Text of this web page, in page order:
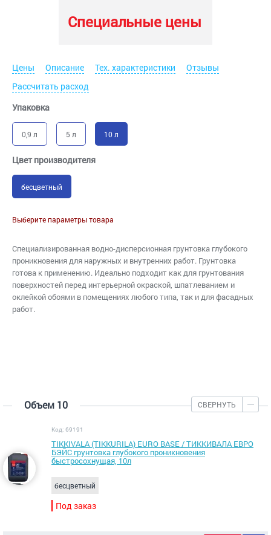
Специальные цены
Цены Описание Тех. характеристики
Отзывы
Рассчитать расход
Упаковка
0,9 л 5 л 10 л
Цвет производителя
бесцветный
Выберите параметры товара
Специализированная водно-дисперсионная грунтовка глубокого
проникновения для наружных и внутренних работ. Грунтовка
готова к применению. Идеально подходит как для грунтования
поверхностей перед интерьерной окраской, шпатлеванием и
оклейкой обоями в помещениях любого типа, так и для фасадных
работ.
Объем 10 СВЕРНУТЬ
Код: 69191
TIKKIVALA (TIKKURILA) EURO BASE / ТИККИВАЛА ЕВРО
БЭЙС грунтовка глубокого проникновения
быстросохнущая, 10л
бесцветный
Под заказ